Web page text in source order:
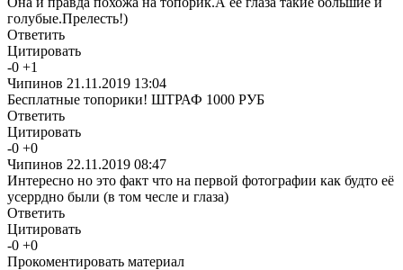
голубые.Прелесть!)
Ответить
Цитировать
-0 +1
Чипинов 21.11.2019 13:04
Бесплатные топорики! ШТРАФ 1000 РУБ
Ответить
Цитировать
-0 +0
Чипинов 22.11.2019 08:47
Интересно но это факт что на первой фотографии как будто её
усеррдно были (в том чесле и глаза)
Ответить
Цитировать
-0 +0
Прокоментировать материал